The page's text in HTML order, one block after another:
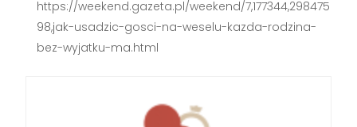
https://weekend.gazeta.pl/weekend/7,177344,298475
98,jak-usadzic-gosci-na-weselu-kazda-rodzina-
bez-wyjatku-ma.html